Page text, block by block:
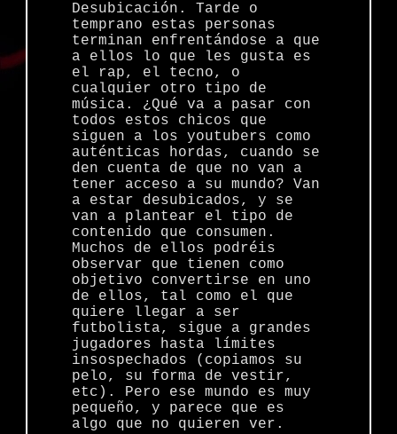
Desubicación. Tarde o
temprano estas personas
terminan enfrentándose a que
a ellos lo que les gusta es
el rap, el tecno, o
cualquier otro tipo de
música. ¿Qué va a pasar con
todos estos chicos que
siguen a los youtubers como
auténticas hordas, cuando se
den cuenta de que no van a
tener acceso a su mundo? Van
a estar desubicados, y se
van a plantear el tipo de
contenido que consumen.
Muchos de ellos podréis
observar que tienen como
objetivo convertirse en uno
de ellos, tal como el que
quiere llegar a ser
futbolista, sigue a grandes
jugadores hasta límites
insospechados (copiamos su
pelo, su forma de vestir,
etc). Pero ese mundo es muy
pequeño, y parece que es
algo que no quieren ver.